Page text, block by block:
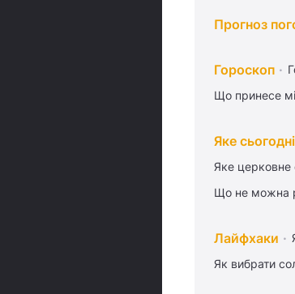
Прогноз
Гороскоп
Що принесе
Яке
Яке церковне
Що не можна
Лайфхаки
Як вибрати